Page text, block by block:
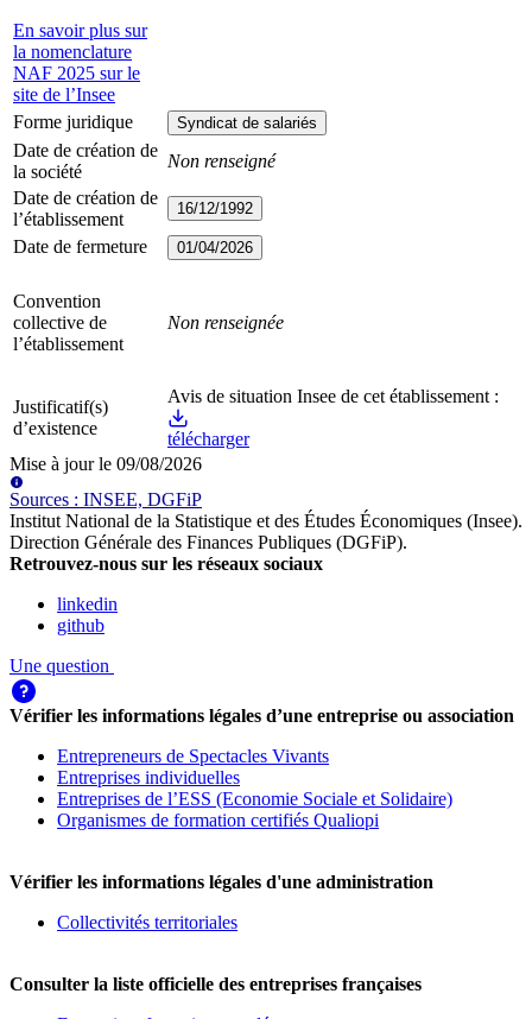
En savoir plus sur
la nomenclature
NAF 2025 sur le
site de l’Insee
Forme juridique Syndicat de salariés
Date de création de
la société
Non renseigné
Date de création de
l’établissement
16/12/1992
Date de fermeture 01/04/2026
Convention
collective de
l’établissement
Non renseignée
Justificatif(s)
d’existence
Avis de situation Insee de cet établissement :
télécharger
Mise à jour le 09/08/2026
Sources : INSEE, DGFiP
Institut National de la Statistique et des Études Économiques (Insee).
Direction Générale des Finances Publiques (DGFiP).
Retrouvez-nous sur les réseaux sociaux
linkedin
github
Une question
Vérifier les informations légales d’une entreprise ou association
Entrepreneurs de Spectacles Vivants
Entreprises individuelles
Entreprises de l’ESS (Economie Sociale et Solidaire)
Organismes de formation certifiés Qualiopi
Vérifier les informations légales d'une administration
Collectivités territoriales
Consulter la liste officielle des entreprises françaises